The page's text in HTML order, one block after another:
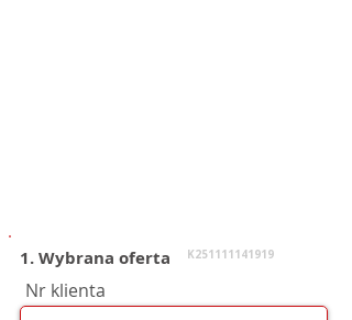
1. Wybrana oferta K251111141919
Nr klienta